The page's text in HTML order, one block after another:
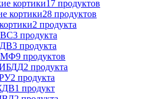
кортики17 продуктов
кортики28 продуктов
2 продукта
3 продукта
3 продукта
9 продуктов
2 продукта
2 продукта
1 продукт